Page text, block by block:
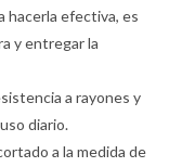
hacerla efectiva, es
y entregar la
a rayones y
diario.
a la medida de